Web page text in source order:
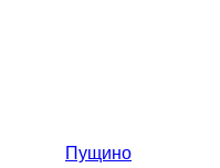
Пущино